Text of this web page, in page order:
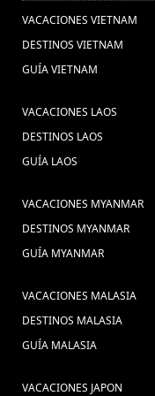
Vendedores
Viajes Phnom
vietnam (1) ,
barata ao
Pacote de viagem
vietnam
Gon (1) ,Viajes a
Skull island in
Laos,
Laos, Férias
VACACIONES VIETNAM
DESTINOS VIETNAM
GUÍA VIETNAM
VACACIONES LAOS
DESTINOS LAOS
GUÍA LAOS
VACACIONES MYANMAR
DESTINOS MYANMAR
GUÍA MYANMAR
VACACIONES MALASIA
DESTINOS MALASIA
GUÍA MALASIA
VACACIONES JAPON